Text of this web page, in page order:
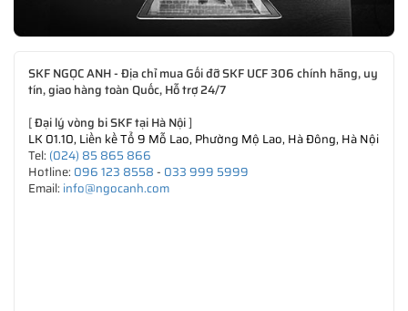
SKF NGỌC ANH - Địa chỉ mua Gối đỡ SKF UCF 306 chính hãng, uy
tín, giao hàng toàn Quốc, Hỗ trợ 24/7
[Đại lý vòng bi SKF tại Hà Nội]
LK 01.10, Liền kề Tổ 9 Mỗ Lao, Phường Mộ Lao, Hà Đông, Hà Nội
Tel: (024) 85 865 866
Hotline: 096 123 8558- 033 999 5999
Email: info@ngocanh.com